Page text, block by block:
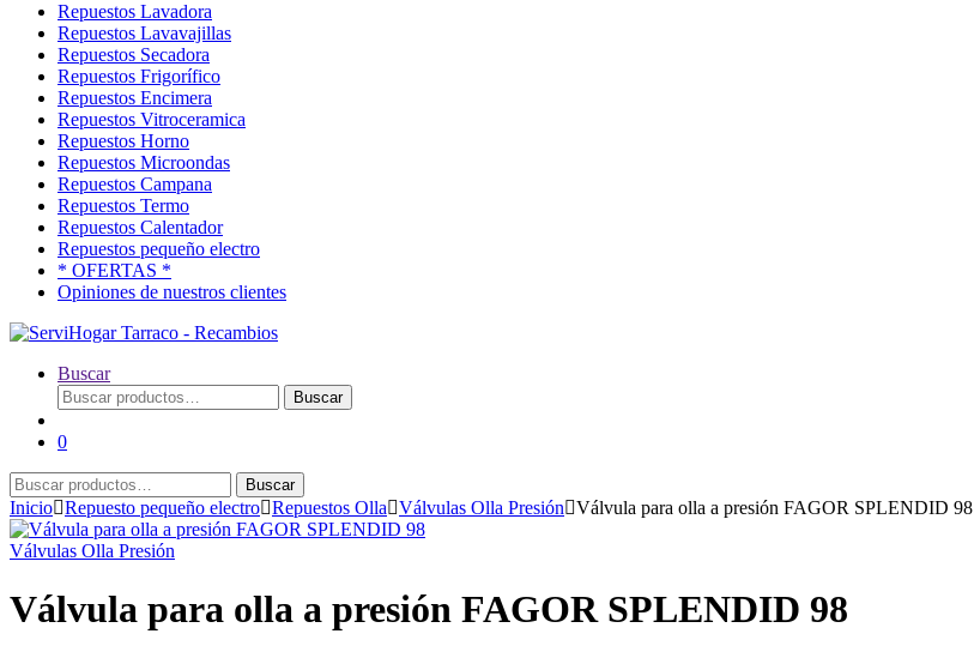
Repuestos Lavadora
Repuestos Lavavajillas
Repuestos Secadora
Repuestos Frigorífico
Repuestos Encimera
Repuestos Vitroceramica
Repuestos Horno
Repuestos Microondas
Repuestos Campana
Repuestos Termo
Repuestos Calentador
Repuestos pequeño electro
* OFERTAS *
Opiniones de nuestros clientes
Buscar
Buscar
por:
Buscar
0
Buscar
por:
Buscar
Inicio Repuesto pequeño electro Repuestos Olla Válvulas Olla Presión Válvula para olla a presión FAGOR SPLENDID 98
Válvulas Olla Presión
Válvula para olla a presión FAGOR SPLENDID 98